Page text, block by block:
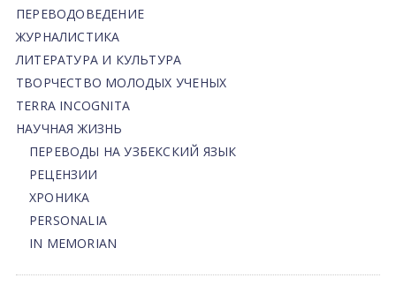
ПЕРЕВОДОВЕДЕНИЕ
ЖУРНАЛИСТИКА
ЛИТЕРАТУРА И КУЛЬТУРА
ТВОРЧЕСТВО МОЛОДЫХ УЧЕНЫХ
TERRA INCOGNITA
НАУЧНАЯ ЖИЗНЬ
ПЕРЕВОДЫ НА УЗБЕКСКИЙ ЯЗЫК
РЕЦЕНЗИИ
ХРОНИКА
PERSONALIA
IN MEMORIAN